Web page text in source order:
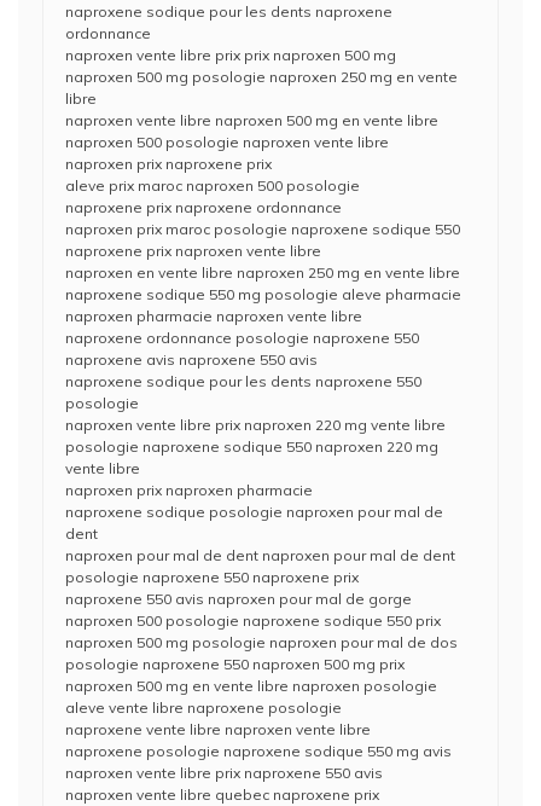
naproxene sodique pour les dents naproxene
ordonnance
naproxen vente libre prix prix naproxen 500 mg
naproxen 500 mg posologie naproxen 250 mg en vente
libre
naproxen vente libre naproxen 500 mg en vente libre
naproxen 500 posologie naproxen vente libre
naproxen prix naproxene prix
aleve prix maroc naproxen 500 posologie
naproxene prix naproxene ordonnance
naproxen prix maroc posologie naproxene sodique 550
naproxene prix naproxen vente libre
naproxen en vente libre naproxen 250 mg en vente libre
naproxene sodique 550 mg posologie aleve pharmacie
naproxen pharmacie naproxen vente libre
naproxene ordonnance posologie naproxene 550
naproxene avis naproxene 550 avis
naproxene sodique pour les dents naproxene 550
posologie
naproxen vente libre prix naproxen 220 mg vente libre
posologie naproxene sodique 550 naproxen 220 mg
vente libre
naproxen prix naproxen pharmacie
naproxene sodique posologie naproxen pour mal de
dent
naproxen pour mal de dent naproxen pour mal de dent
posologie naproxene 550 naproxene prix
naproxene 550 avis naproxen pour mal de gorge
naproxen 500 posologie naproxene sodique 550 prix
naproxen 500 mg posologie naproxen pour mal de dos
posologie naproxene 550 naproxen 500 mg prix
naproxen 500 mg en vente libre naproxen posologie
aleve vente libre naproxene posologie
naproxene vente libre naproxen vente libre
naproxene posologie naproxene sodique 550 mg avis
naproxen vente libre prix naproxene 550 avis
naproxen vente libre quebec naproxene prix